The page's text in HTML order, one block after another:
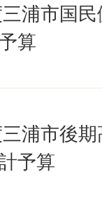
浦市国
算
浦市後
予算